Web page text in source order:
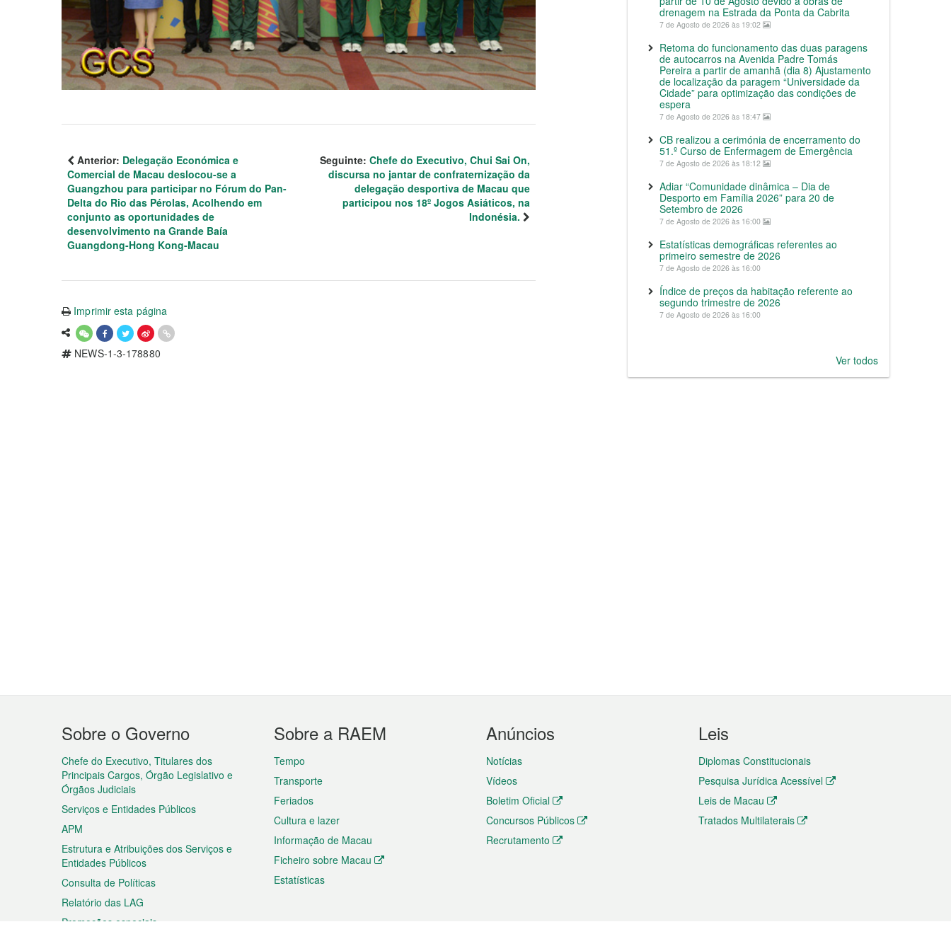
Anterior: Delegação Económica e
Comercial de Macau deslocou-se a
Guangzhou para participar no Fórum do Pan-
Delta do Rio das Pérolas, Acolhendo em
conjunto as oportunidades de
desenvolvimento na Grande Baía
Guangdong-Hong Kong-Macau
Seguinte: Chefe do Executivo, Chui Sai On,
discursa no jantar de confraternização da
delegação desportiva de Macau que
participou nos 18º Jogos Asiáticos, na
Indonésia.
Imprimir esta página
NEWS-1-3-178880
drenagem na Estrada da Ponta da Cabrita
7 de Agosto de 2026 às 19:02
Retoma do funcionamento das duas paragens
de autocarros na Avenida Padre Tomás
Pereira a partir de amanhã (dia 8) Ajustamento
de localização da paragem “Universidade da
Cidade” para optimização das condições de
espera
7 de Agosto de 2026 às 18:47
CB realizou a cerimónia de encerramento do
51.º Curso de Enfermagem de Emergência
7 de Agosto de 2026 às 18:12
Adiar “Comunidade dinâmica – Dia de
Desporto em Família 2026” para 20 de
Setembro de 2026
7 de Agosto de 2026 às 16:00
Estatísticas demográficas referentes ao
primeiro semestre de 2026
7 de Agosto de 2026 às 16:00
Índice de preços da habitação referente ao
segundo trimestre de 2026
7 de Agosto de 2026 às 16:00
Ver todos
Menu
do
rodapé
Sobre o Governo
Chefe do Executivo, Titulares dos
Principais Cargos, Órgão Legislativo e
Órgãos Judiciais
Serviços e Entidades Públicos
APM
Estrutura e Atribuições dos Serviços e
Entidades Públicos
Consulta de Políticas
Relatório das LAG
Promoções especiais
Sobre a RAEM
Tempo
Transporte
Feriados
Cultura e lazer
Informação de Macau
Ficheiro sobre Macau
Estatísticas
Anúncios
Notícias
Vídeos
Boletim Oficial
Concursos Públicos
Recrutamento
Leis
Diplomas Constitucionais
Pesquisa Jurídica Acessível
Leis de Macau
Tratados Multilaterais